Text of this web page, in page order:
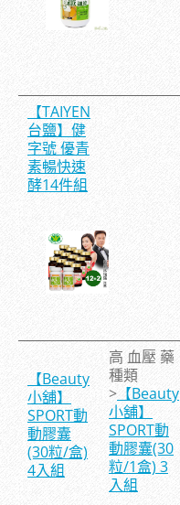
【TAIYEN
台鹽】健
字號 優青
素暢快速
酵14件組
【Beauty
小舖】
SPORT動
動膠囊
(30粒/盒)
4入組
高 血壓 藥
種類
> 【Beauty
小舖】
SPORT動
動膠囊(30
粒/1盒) 3
入組